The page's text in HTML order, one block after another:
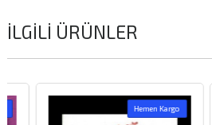
İLGILI ÜRÜNLER
Hemen Kargo